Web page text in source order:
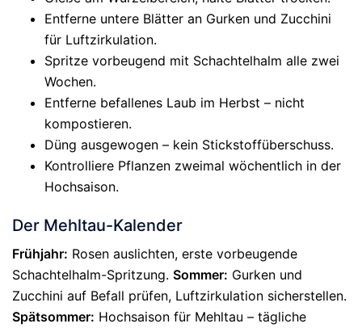
Entferne untere Blätter an Gurken und Zucchini
für Luftzirkulation.
Spritze vorbeugend mit Schachtelhalm alle zwei
Wochen.
Entferne befallenes Laub im Herbst – nicht
kompostieren.
Düng ausgewogen – kein Stickstoffüberschuss.
Kontrolliere Pflanzen zweimal wöchentlich in der
Hochsaison.
Der Mehltau-Kalender
Frühjahr: Rosen auslichten, erste vorbeugende
Schachtelhalm-Spritzung. Sommer: Gurken und
Zucchini auf Befall prüfen, Luftzirkulation sicherstellen.
Spätsommer: Hochsaison für Mehltau – tägliche